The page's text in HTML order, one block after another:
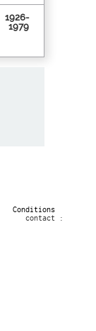
1926-
1979
Conditions
contact :